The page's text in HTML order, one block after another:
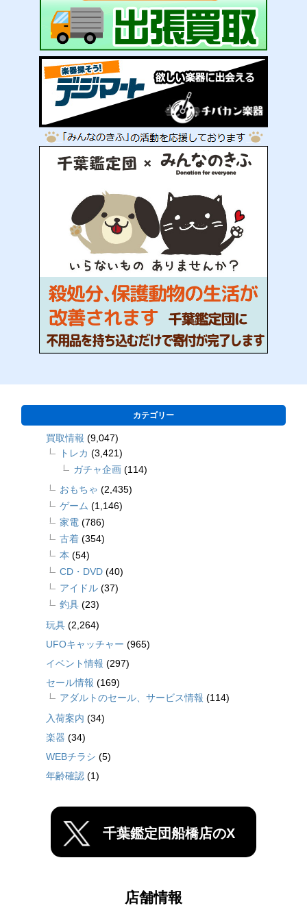
カテゴリー
買取情報 (9,047)
トレカ (3,421)
ガチャ企画 (114)
おもちゃ (2,435)
ゲーム (1,146)
家電 (786)
古着 (354)
本 (54)
CD・DVD (40)
アイドル (37)
釣具 (23)
玩具 (2,264)
UFOキャッチャー (965)
イベント情報 (297)
セール情報 (169)
アダルトのセール、サービス情報 (114)
入荷案内 (34)
楽器 (34)
WEBチラシ (5)
年齢確認 (1)
千葉鑑定団船橋店のX
店舗情報